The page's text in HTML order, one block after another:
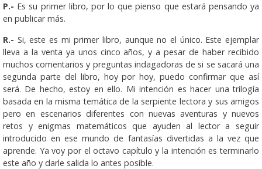
P.- Es su primer libro, por lo que pienso que estará pensando ya
en publicar más.
R.- Si, este es mi primer libro, aunque no el único. Este ejemplar
lleva a la venta ya unos cinco años, y a pesar de haber recibido
muchos comentarios y preguntas indagadoras de si se sacará una
segunda parte del libro, hoy por hoy, puedo confirmar que así
será. De hecho, estoy en ello. Mi intención es hacer una trilogía
basada en la misma temática de la serpiente lectora y sus amigos
pero en escenarios diferentes con nuevas aventuras y nuevos
retos y enigmas matemáticos que ayuden al lector a seguir
introducido en ese mundo de fantasías divertidas a la vez que
aprende. Ya voy por el octavo capítulo y la intención es terminarlo
este año y darle salida lo antes posible.